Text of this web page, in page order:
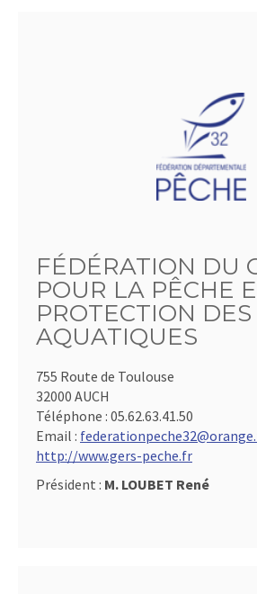
FÉDÉRATION DU
POUR LA PÊCHE
PROTECTION
AQUATIQUES
755 Route de Toulouse
32000 AUCH
Téléphone : 05.62.63.41.50
Email :
http://www.gers-peche.fr
Président : M. LOUBET René